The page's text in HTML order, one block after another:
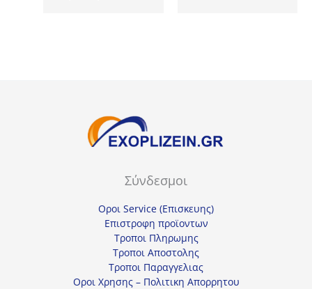
price
Σύνδεσμοι
Οροι Service (Επισκευης)
Επιστροφη προϊοντων
Τροποι Πληρωμης
Τροποι Αποστολης
Τροποι Παραγγελιας
Οροι Χρησης – Πολιτικη Απορρητου